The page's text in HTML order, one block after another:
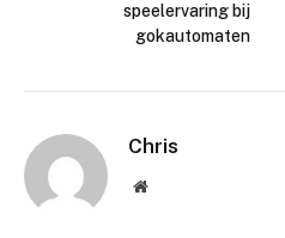
speelervaring bij
gokautomaten
Chris
Website